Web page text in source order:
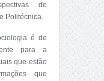
de
Politécnica.
é de
para a
que estão
que